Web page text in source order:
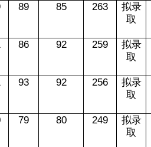
89 85 263
拟录
取
86 92 259
拟录
取
93 92 256
拟录
取
79 80 249
拟录
取